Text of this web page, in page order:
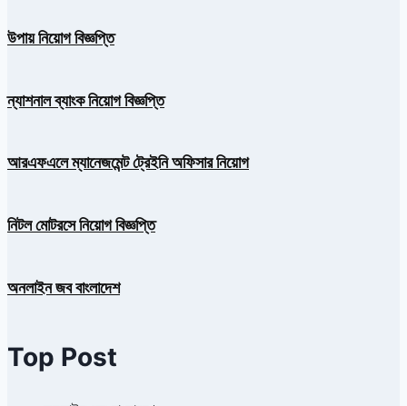
উপায় নিয়োগ বিজ্ঞপ্তি
ন্যাশনাল ব্যাংক নিয়োগ বিজ্ঞপ্তি
আরএফএলে ম্যানেজমেন্ট ট্রেইনি অফিসার নিয়োগ
নিটল মোটরসে নিয়োগ বিজ্ঞপ্তি
অনলাইন জব বাংলাদেশ
Top Post